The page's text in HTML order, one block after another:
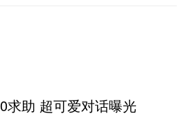
求助 超可爱对话曝光